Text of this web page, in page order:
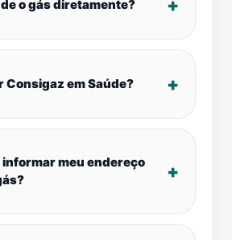
o gás diretamente?
Consigaz em Saúde?
meu endereço